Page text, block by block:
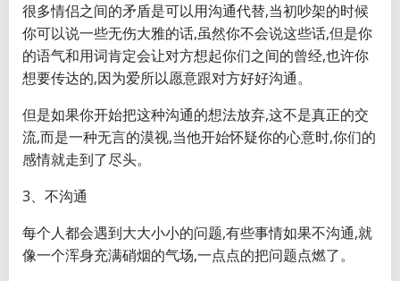
很多情侣之间的矛盾是可以用沟通代替,当初吵架的时候
你可以说一些无伤大雅的话,虽然你不会说这些话,但是你
的语气和用词肯定会让对方想起你们之间的曾经,也许你
想要传达的,因为爱所以愿意跟对方好好沟通。
但是如果你开始把这种沟通的想法放弃,这不是真正的交
流,而是一种无言的漠视,当他开始怀疑你的心意时,你们的
感情就走到了尽头。
3、不沟通
每个人都会遇到大大小小的问题,有些事情如果不沟通,就
像一个浑身充满硝烟的气场,一点点的把问题点燃了。